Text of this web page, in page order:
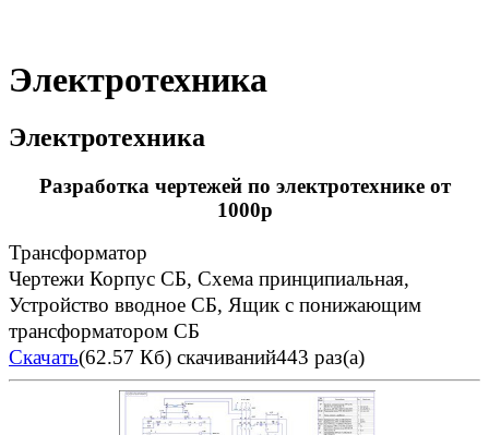
Электротехника
Электротехника
Разработка чертежей по электротехнике от
1000р
Трансформатор
Чертежи Корпус СБ, Схема принципиальная,
Устройство вводное СБ, Ящик с понижающим
трансформатором СБ
Скачать(62.57 Кб) скачиваний443 раз(а)